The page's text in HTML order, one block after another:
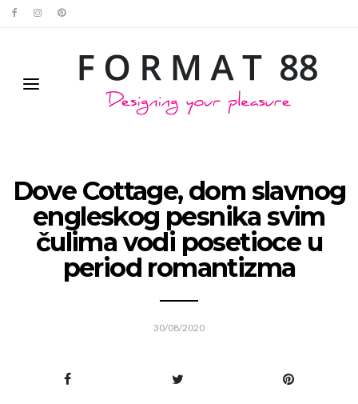
Dove Cottage, dom slavnog
engleskog pesnika svim
čulima vodi posetioce u
period romantizma
30/08/2020